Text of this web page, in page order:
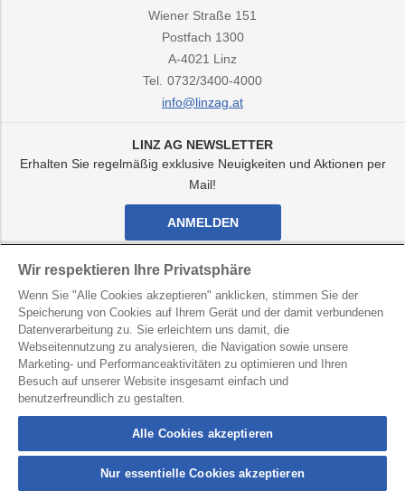
Wiener Straße 151
Postfach 1300
A-4021 Linz
Tel. 0732/3400-4000
info@linzag.at
LINZ AG NEWSLETTER
Erhalten Sie regelmäßig exklusive Neuigkeiten und Aktionen per
Mail!
ANMELDEN
Facebook
von
LINZ
AG
Twitter
Kanal
von
LINZ
AG
Youtube
von
LINZ
AG
von
LINZ
AG
LINZ AG für Energie, Telekommunikation, Verkehr und
Kommunale Dienste
Kontakt Datenschutz
Barrierefreiheit
Impressum
connection
Wir respektieren Ihre Privatsphäre
Wenn Sie "Alle Cookies akzeptieren" anklicken, stimmen Sie der
Speicherung von Cookies auf Ihrem Gerät und der damit verbundenen
Datenverarbeitung zu. Sie erleichtern uns damit, die
Webseitennutzung zu analysieren, die Navigation sowie unsere
Marketing- und Performanceaktivitäten zu optimieren und Ihren
Besuch auf unserer Website insgesamt einfach und
benutzerfreundlich zu gestalten.
Alle Cookies akzeptieren
Nur essentielle Cookies akzeptieren